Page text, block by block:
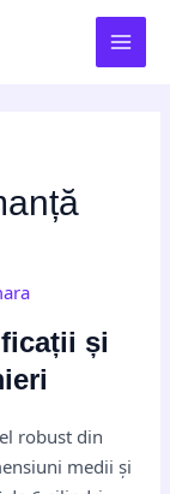
și
robust din
medii și